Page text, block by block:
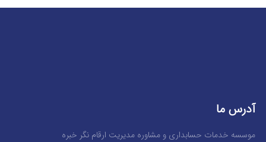
آدرس ما
موسسه خدمات حسابداری و مشاوره مدیریت ارقام نگر خبره